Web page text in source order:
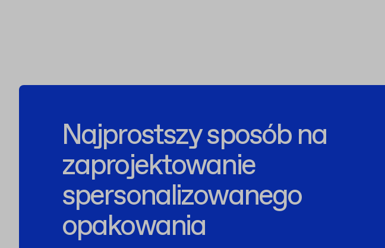
Najprostszy sposób na
zaprojektowanie
spersonalizowanego
opakowania